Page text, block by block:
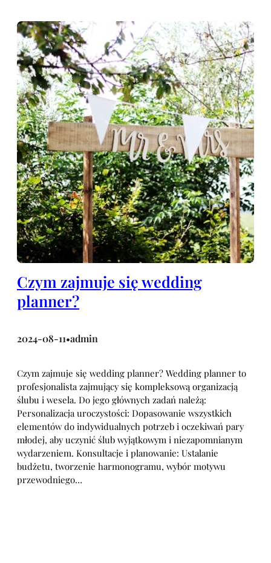
Czym zajmuje się wedding
planner?
2024-08-11•admin
Czym zajmuje się wedding planner? Wedding planner to
profesjonalista zajmujący się kompleksową organizacją
ślubu i wesela. Do jego głównych zadań należą:
Personalizacja uroczystości: Dopasowanie wszystkich
elementów do indywidualnych potrzeb i oczekiwań pary
młodej, aby uczynić ślub wyjątkowym i niezapomnianym
wydarzeniem. Konsultacje i planowanie: Ustalanie
budżetu, tworzenie harmonogramu, wybór motywu
przewodniego…